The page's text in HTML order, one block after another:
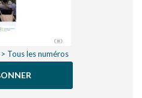
> Tous les numéros